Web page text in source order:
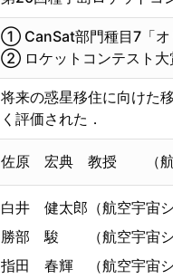
ク
① CanSat部門種目7「オ
② ロケットコンテスト大
将来の惑星移住に向けた
く評価された．
佐原 宏典 教授 （航空
白井 健太郎（航空宇宙
勝部 駿 （航空宇宙シ
指田 春輝 （航空宇宙シ